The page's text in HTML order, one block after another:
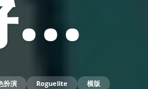
扮演 Roguelite 横版